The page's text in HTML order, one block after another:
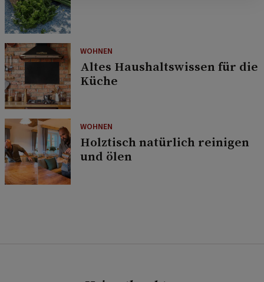
WOHNEN
Altes Haushaltswissen für die
Küche
WOHNEN
Holztisch natürlich reinigen
und ölen